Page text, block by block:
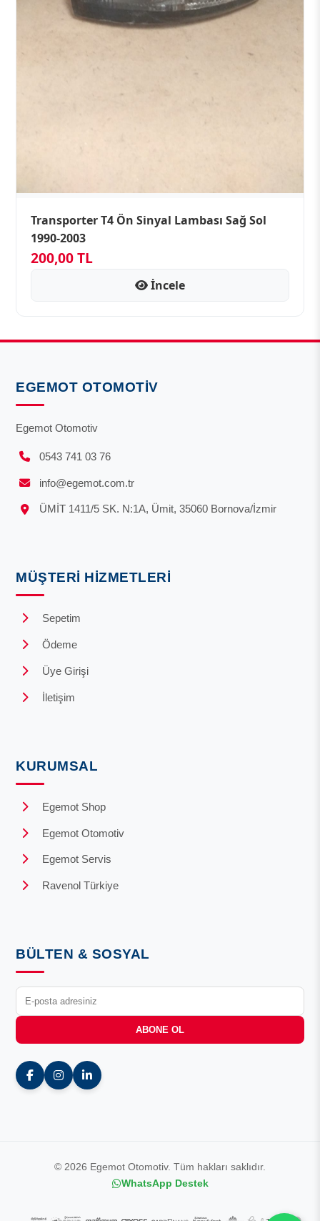
Transporter T4 Ön Sinyal Lambası Sağ Sol
1990-2003
200,00 TL
İncele
EGEMOT OTOMOTIV
Egemot Otomotiv
0543 741 03 76
info@egemot.com.tr
ÜMİT 1411/5 SK. N:1A, Ümit, 35060 Bornova/İzmir
MÜŞTERI HIZMETLERI
Sepetim
Ödeme
Üye Girişi
İletişim
KURUMSAL
Egemot Shop
Egemot Otomotiv
Egemot Servis
Ravenol Türkiye
BÜLTEN & SOSYAL
ABONE OL
© 2026 Egemot Otomotiv. Tüm hakları saklıdır.
WhatsApp Destek